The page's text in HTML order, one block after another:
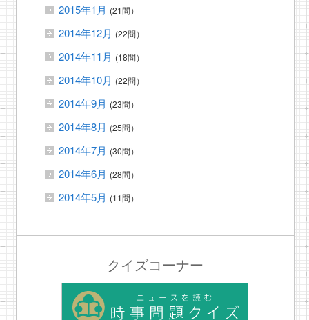
2015年1月 (21問）
2014年12月 (22問）
2014年11月 (18問）
2014年10月 (22問）
2014年9月 (23問）
2014年8月 (25問）
2014年7月 (30問）
2014年6月 (28問）
2014年5月 (11問）
クイズコーナー